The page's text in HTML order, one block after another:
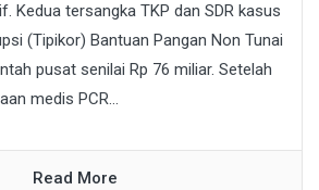
Kedua tersangka TKP dan SDR kasus
(Tipikor) Bantuan Pangan Non Tunai
pusat senilai Rp 76 miliar. Setelah
medis PCR...
Read More